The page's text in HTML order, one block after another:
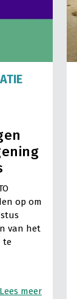
op om
van het
te
Lees meer